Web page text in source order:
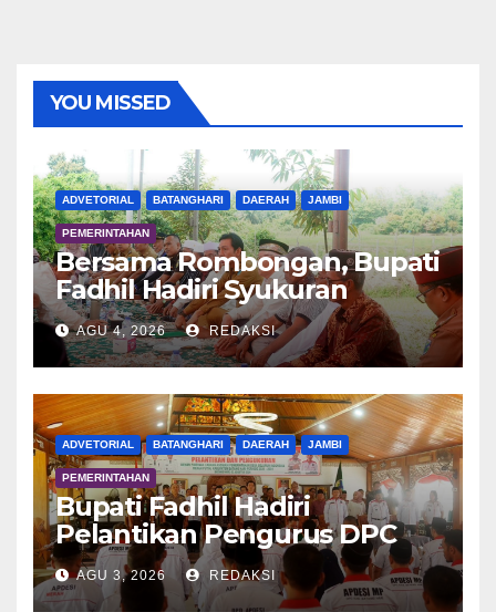
YOU MISSED
ADVETORIAL BATANGHARI DAERAH JAMBI
PEMERINTAHAN
Bersama Rombongan, Bupati
Fadhil Hadiri Syukuran
Tanam Padi di Terusan
AGU 4, 2026 REDAKSI
ADVETORIAL BATANGHARI DAERAH JAMBI
PEMERINTAHAN
Bupati Fadhil Hadiri
Pelantikan Pengurus DPC
APDESI MP
AGU 3, 2026 REDAKSI